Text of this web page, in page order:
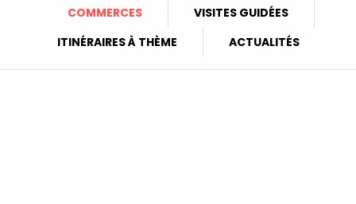
COMMERCES
VISITES GUIDÉES
ITINÉRAIRES À THÈME
ACTUALITÉS